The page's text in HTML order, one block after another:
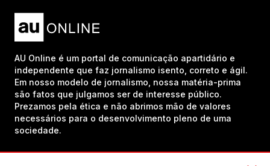
AU Online é um portal de comunicação apartidário e
independente que faz jornalismo isento, correto e ágil.
Em nosso modelo de jornalismo, nossa matéria-prima
são fatos que julgamos ser de interesse público.
Prezamos pela ética e não abrimos mão de valores
necessários para o desenvolvimento pleno de uma
sociedade.